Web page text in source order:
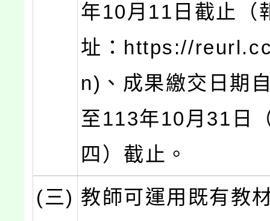
年10月11日截止（
址：https://
n)、成果繳交日期
至113年10月31日
四）截止。
(三) 教師可運用既有教